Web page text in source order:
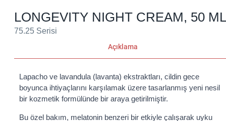
LONGEVITY NIGHT CREAM, 50 ML
75.25 Serisi
Açıklama
Lapacho ve lavandula (lavanta) ekstraktları, cildin gece
boyunca ihtiyaçlarını karşılamak üzere tasarlanmış yeni nesil
bir kozmetik formülünde bir araya getirilmiştir.
Bu özel bakım, melatonin benzeri bir etkiyle çalışarak uyku